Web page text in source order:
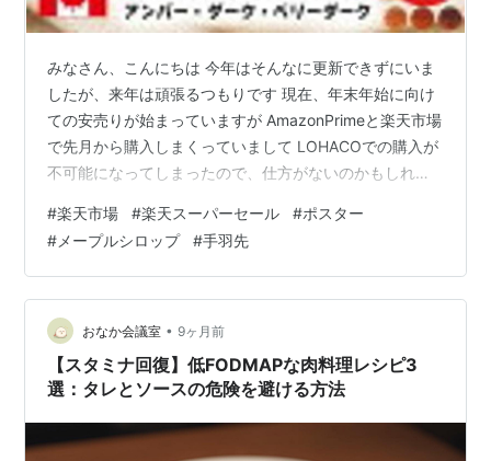
みなさん、こんにちは 今年はそんなに更新できずにいま
したが、来年は頑張るつもりです 現在、年末年始に向け
ての安売りが始まっていますが AmazonPrimeと楽天市場
で先月から購入しまくっていまして LOHACOでの購入が
不可能になってしまったので、仕方がないのかもしれま
販使用不可 来年の春ごろまでには、回復しそうですが、
それまでは我慢するしかないわけで… 店舗まで足を運ん
でもいいけれど、それはそれでめんどい…"(-""-)" という
ことで、今回は楽天市場で購入しまくっています 2025年
も数週間ほど残っていますが 今年までに欲しいなと思っ
て…
#楽天市場 #楽天スーパーセール #ポスター
# メープルシロップ #手羽先
おなか会議室 • 9ヶ月前
【スタミナ回復】低FODMAPな肉料理レシピ3
選：タレとソースの危険を避ける方法